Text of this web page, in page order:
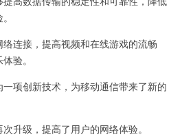
连接，提高视频和在线游戏的流畅
验。
项创新技术，为移动通信带来了新的
级，提高了用户的网络体验。